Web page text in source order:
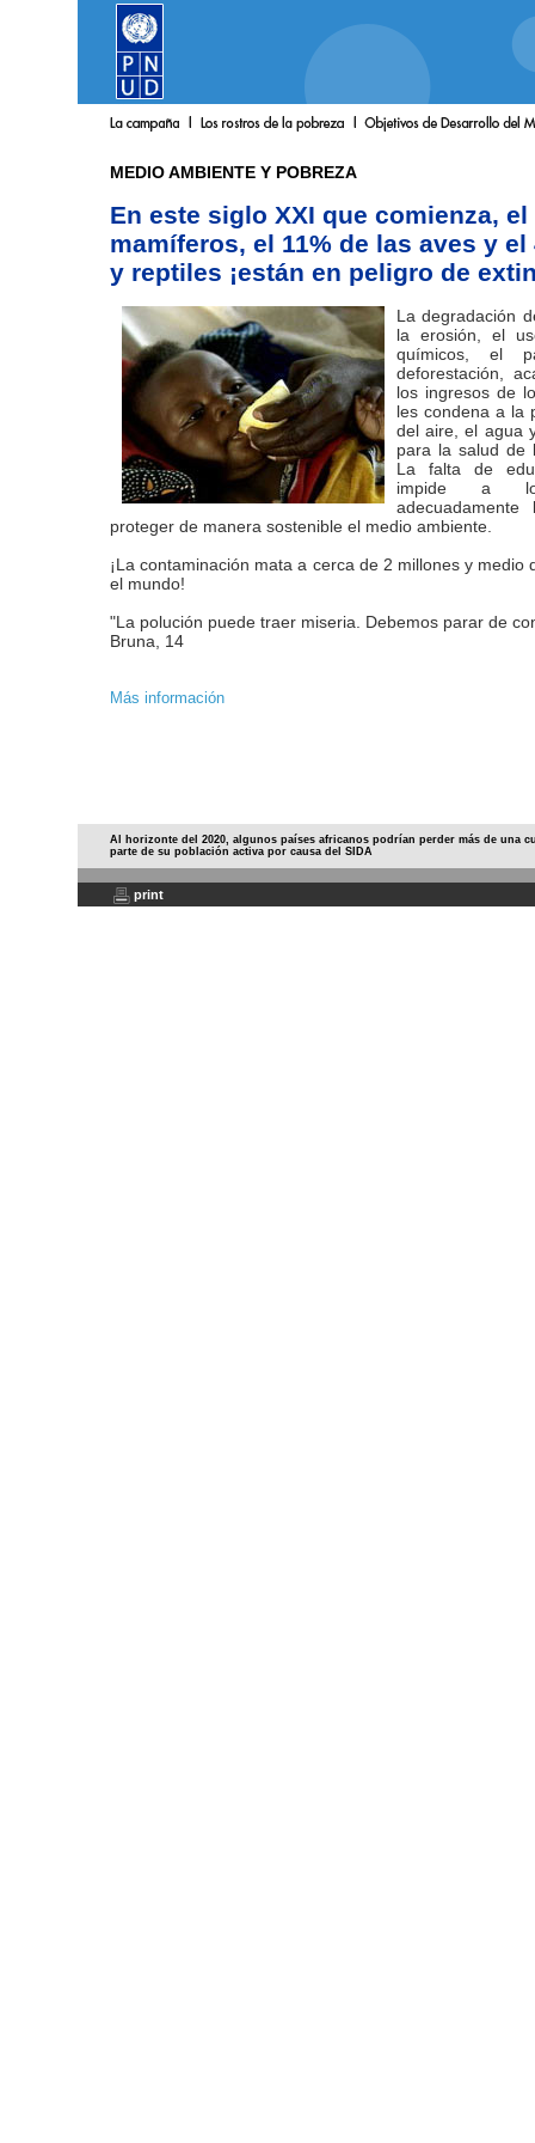
MEDIO AMBIENTE Y POBREZA
En este siglo XXI que comienza, el
mamíferos, el 11% de las aves y
y reptiles ¡están en peligro de
La degradación
la erosión, el
químicos, el
deforestación,
los ingresos de
les condena a la
del aire, el agua
para la salud de
La falta de
impide a
proteger de manera sostenible el medio ambiente.
¡La contaminación mata a cerca de 2 millones y medio
el mundo!
"La polución puede traer miseria. Debemos parar de
Bruna, 14
Más información
Al horizonte del 2020, algunos países africanos podrían perder más de una
parte de su población activa por causa del SIDA
print